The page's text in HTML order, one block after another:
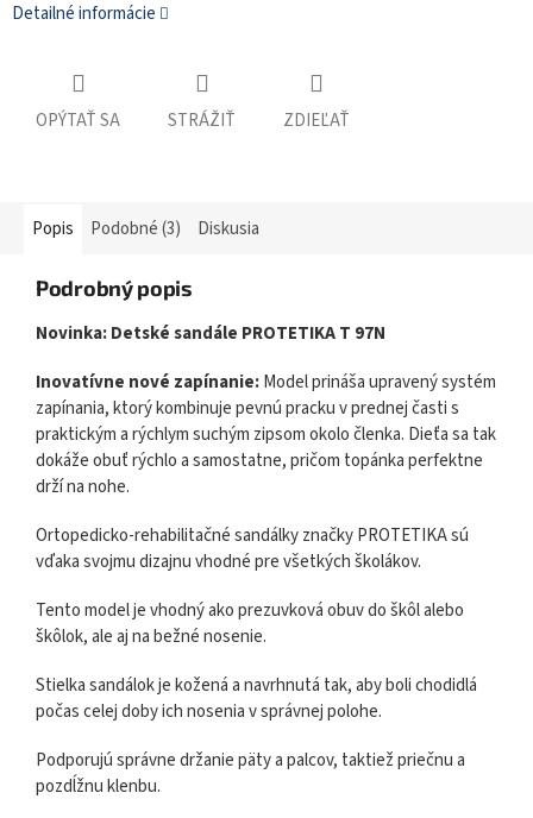
Detailné informácie
OPÝTAŤ SA STRÁŽIŤ ZDIEĽAŤ
Popis Podobné (3) Diskusia
Podrobný popis
Novinka: Detské sandále PROTETIKA T 97N
Inovatívne nové zapínanie:Model prináša upravený systém
zapínania, ktorý kombinuje pevnú pracku v prednej časti s
praktickým a rýchlym suchým zipsom okolo členka. Dieťa sa tak
dokáže obuť rýchlo a samostatne, pričom topánka perfektne
drží na nohe.
Ortopedicko-rehabilitačné sandálky značky PROTETIKA sú
vďaka svojmu dizajnu vhodné pre všetkých školákov.
Tento model je vhodný ako prezuvková obuv do škôl alebo
škôlok, ale aj na bežné nosenie.
Stielka sandálok je kožená a navrhnutá tak, aby boli chodidlá
počas celej doby ich nosenia v správnej polohe.
Podporujú správne držanie päty a palcov, taktiež priečnu a
pozdĺžnu klenbu.